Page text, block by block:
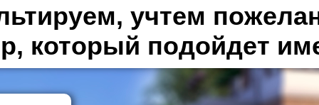
Металлические заборы для дачи
Забор жалюзи с кирпичными столбами
Металлические заборы
Металлические ограждения
учтем
который подойдет